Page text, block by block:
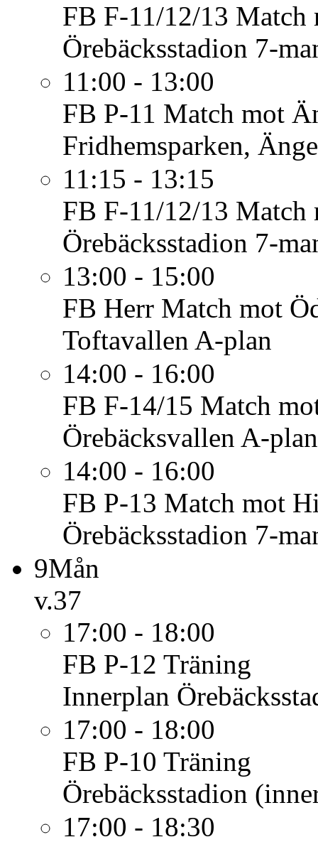
FB F-11/12/13 Match
Örebäcksstadion 7-
11:00 - 13:00
FB P-11 Match mot
Fridhemsparken,
11:15 - 13:15
FB F-11/12/13 Match
Örebäcksstadion 7-
13:00 - 15:00
FB Herr Match mot
Toftavallen A-plan
14:00 - 16:00
FB F-14/15 Match
Örebäcksvallen A-
14:00 - 16:00
FB P-13 Match mot
Örebäcksstadion 7-
9Mån
v.37
17:00 - 18:00
FB P-12 Träning
Innerplan
17:00 - 18:00
FB P-10 Träning
Örebäcksstadion
17:00 - 18:30